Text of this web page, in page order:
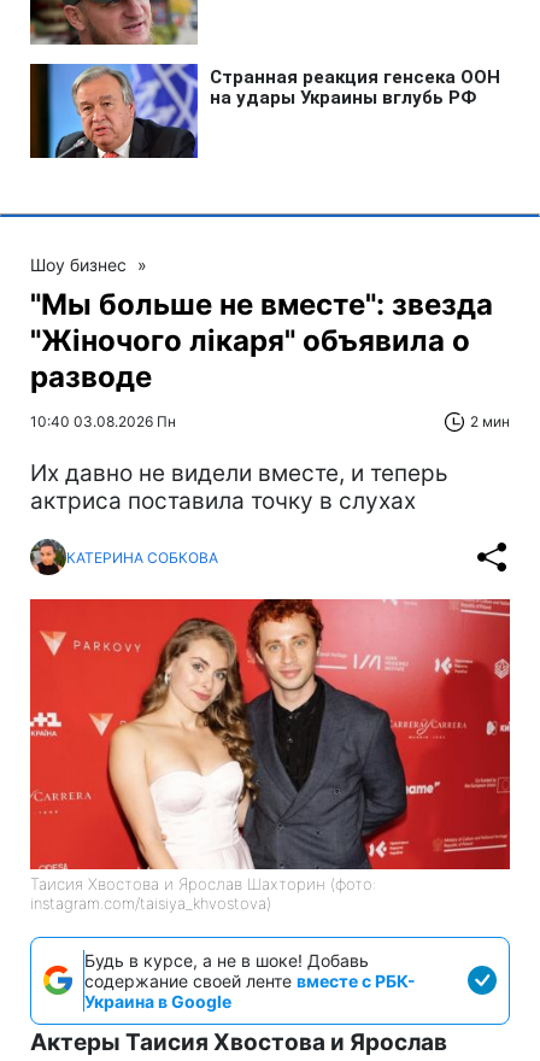
Шоу бизнес »
"Мы больше не вместе": звезда
"Жіночого лікаря" объявила о
разводе
10:40 03.08.2026 Пн 2 мин
Их давно не видели вместе, и теперь
актриса поставила точку в слухах
КАТЕРИНА СОБКОВА
Таисия Хвостова и Ярослав Шахторин (фото:
instagram.com/taisiya_khvostova)
Будь в курсе, а не в шоке! Добавь
содержание своей ленте вместе с РБК-
Украина в Google
Актеры Таисия Хвостова и Ярослав